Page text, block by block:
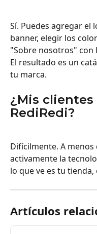
Sí. Puedes agregar el
banner, elegir los
"Sobre nosotros" con
El resultado es un
tu marca.
¿Mis
RediRedi?
Difícilmente. A
activamente la
lo que ve es tu
Artículos